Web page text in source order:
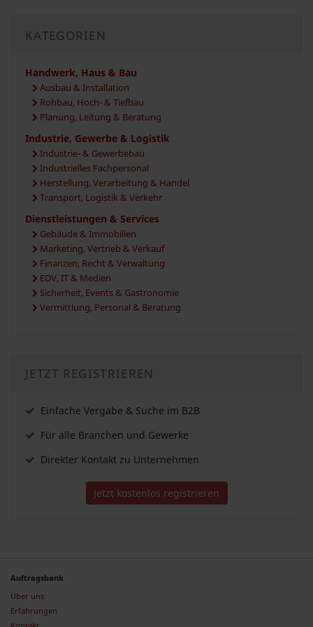
KATEGORIEN
Handwerk, Haus & Bau
Ausbau & Installation
Rohbau, Hoch- & Tiefbau
Planung, Leitung & Beratung
Industrie, Gewerbe & Logistik
Industrie- & Gewerbebau
Industrielles Fachpersonal
Herstellung, Verarbeitung & Handel
Transport, Logistik & Verkehr
Dienstleistungen & Services
Gebäude & Immobilien
Marketing, Vertrieb & Verkauf
Finanzen, Recht & Verwaltung
EDV, IT & Medien
Sicherheit, Events & Gastronomie
Vermittlung, Personal & Beratung
JETZT REGISTRIEREN
Einfache Vergabe & Suche im B2B
Für alle Branchen und Gewerke
Direkter Kontakt zu Unternehmen
Jetzt kostenlos registrieren
Auftragsbank
Über uns
Erfahrungen